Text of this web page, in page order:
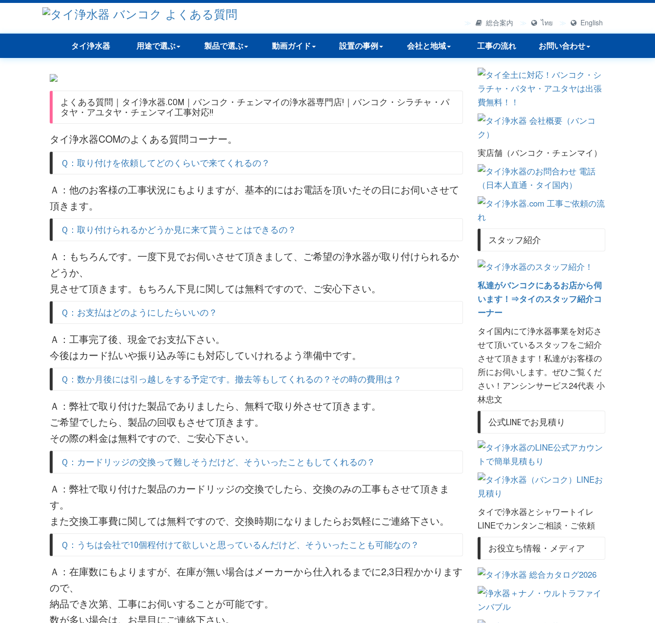
総合案内 ไทย English
タイ浄水器 用途で選ぶ 製品で選ぶ 動画ガイド 設置の事例 会社と地域 工事の流れ お問い合わせ
よくある質問｜タイ浄水器.COM｜バンコク・チェンマイの浄水器専門店!｜バンコク・シラチャ・パ
タヤ・アユタヤ・チェンマイ工事対応!!
タイ浄水器COMのよくある質問コーナー。
Ｑ：取り付けを依頼してどのくらいで来てくれるの？
Ａ：他のお客様の工事状況にもよりますが、基本的にはお電話を頂いたその日にお伺いさせて
頂きます。
Ｑ：取り付けられるかどうか見に来て貰うことはできるの？
Ａ：もちろんです。一度下見でお伺いさせて頂きまして、ご希望の浄水器が取り付けられるか
どうか、
見させて頂きます。もちろん下見に関しては無料ですので、ご安心下さい。
Ｑ：お支払はどのようにしたらいいの？
Ａ：工事完了後、現金でお支払下さい。
今後はカード払いや振り込み等にも対応していけれるよう準備中です。
Ｑ：数か月後には引っ越しをする予定です。撤去等もしてくれるの？その時の費用は？
Ａ：弊社で取り付けた製品でありましたら、無料で取り外させて頂きます。
ご希望でしたら、製品の回収もさせて頂きます。
その際の料金は無料ですので、ご安心下さい。
Ｑ：カードリッジの交換って難しそうだけど、そういったこともしてくれるの？
Ａ：弊社で取り付けた製品のカードリッジの交換でしたら、交換のみの工事もさせて頂きま
す。
また交換工事費に関しては無料ですので、交換時期になりましたらお気軽にご連絡下さい。
Ｑ：うちは会社で10個程付けて欲しいと思っているんだけど、そういったことも可能なの？
Ａ：在庫数にもよりますが、在庫が無い場合はメーカーから仕入れるまでに2,3日程かかります
ので、
納品でき次第、工事にお伺いすることが可能です。
数が多い場合は、お早目にご連絡下さい。
実店舗（バンコク・チェンマイ）
スタッフ紹介
私達がバンコクにあるお店から伺
います！⇒タイのスタッフ紹介コ
ーナー
タイ国内にて浄水器事業を対応さ
せて頂いているスタッフをご紹介
させて頂きます！私達がお客様の
所にお伺いします。ぜひご覧くだ
さい！アンシンサービス24代表 小
林忠文
公式LINEでお見積り
タイで浄水器とシャワートイレ
LINEでカンタンご相談・ご依頼
お役立ち情報・メディア